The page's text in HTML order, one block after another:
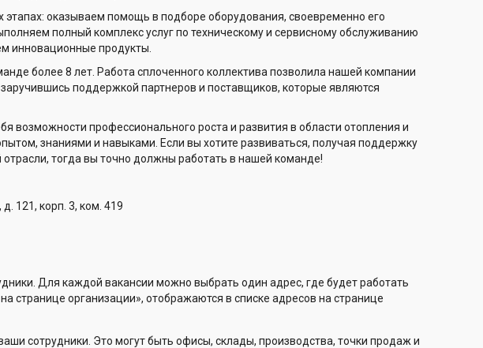
оказываем помощь в подборе оборудования, своевременно его
полный комплекс услуг по техническому и сервисному обслуживанию
инновационные продукты.
более 8 лет. Работа сплоченного коллектива позволила нашей компании
поддержкой партнеров и поставщиков, которые являются
возможности профессионального роста и развития в области отопления и
знаниями и навыками. Если вы хотите развиваться, получая поддержку
тогда вы точно должны работать в нашей команде!
121, корп. 3, ком. 419
Для каждой вакансии можно выбрать один адрес, где будет работать
странице организации», отображаются в списке адресов на странице
сотрудники. Это могут быть офисы, склады, производства, точки продаж и